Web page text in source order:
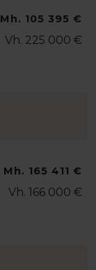
Mh. 105 395 €
Vh. 225 000 €
Mh. 165 411 €
Vh. 166 000 €